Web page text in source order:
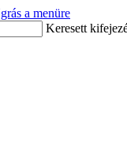
a menüre
Keresett